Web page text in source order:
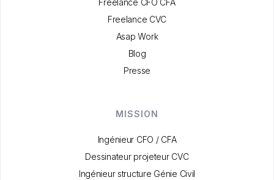
Freelance CFO CFA
Freelance CVC
Asap Work
Blog
Presse
MISSION
Ingénieur CFO / CFA
Dessinateur projeteur CVC
Ingénieur structure Génie Civil